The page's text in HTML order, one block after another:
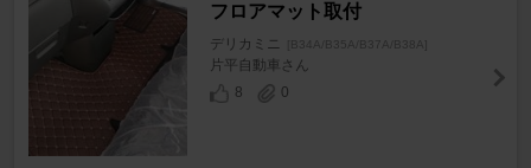
フロアマット取付
デリカミニ [B34A/B35A/B37A/B38A]
片平自動車さん
8
0